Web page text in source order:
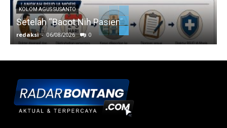
KOLOM AGUS SUSANTO
Setelah “Bacot Nih Pasien”
redaksi - 06/08/2026 0